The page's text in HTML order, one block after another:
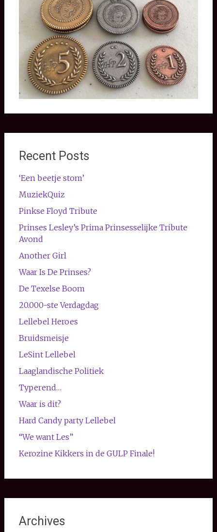
Recent Posts
‘Een beetje stom’
MuziekQuiz
Pinkse Floyd Tribute
Prinses Lesley’s Prima Prinsesselijke Tribute
Avond
Another Girl
Waar Is De Prinses?
De Texelse Boom
20.000-ste Verdagdag
Lellebel Heroes
Bruidsmeisje
LeSint Lellebel
Laaglandische Politiek
Typerend…
Waar is dit?
Hard Candy party Lellebel
“We want Les”
Kerozine Kikkers in de GULP Finale!
Archives